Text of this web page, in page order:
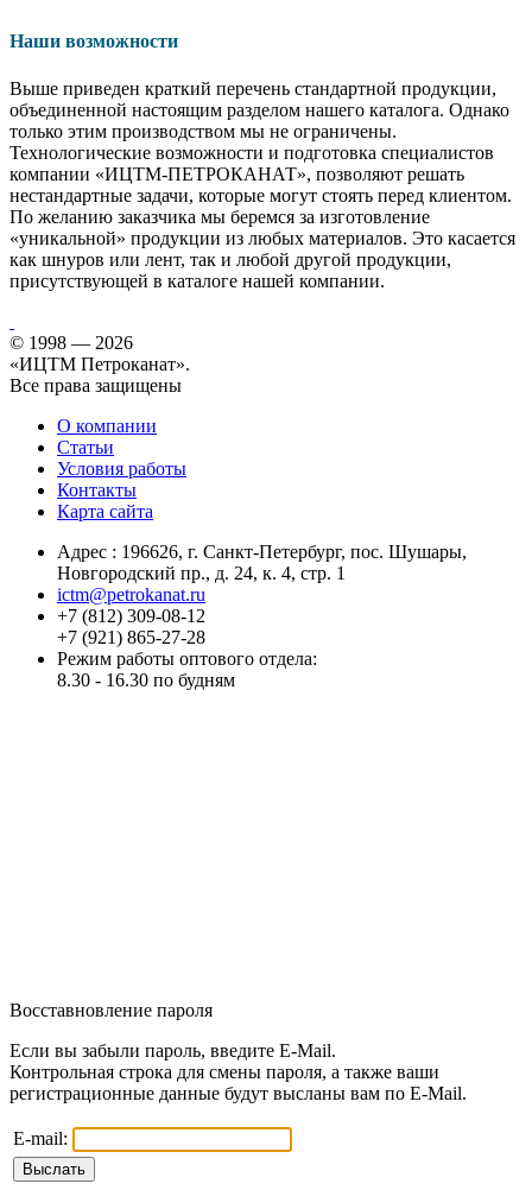
Наши возможности
Выше приведен краткий перечень стандартной продукции,
объединенной настоящим разделом нашего каталога. Однако
только этим производством мы не ограничены.
Технологические возможности и подготовка специалистов
компании «ИЦТМ-ПЕТРОКАНАТ», позволяют решать
нестандартные задачи, которые могут стоять перед клиентом.
По желанию заказчика мы беремся за изготовление
«уникальной» продукции из любых материалов. Это касается
как шнуров или лент, так и любой другой продукции,
присутствующей в каталоге нашей компании.
© 1998 — 2026
«ИЦТМ Петроканат».
Все права защищены
О компании
Статьи
Условия работы
Контакты
Карта сайта
Адрес : 196626, г. Санкт-Петербург, пос. Шушары,
Новгородский пр., д. 24, к. 4, стр. 1
ictm@petrokanat.ru
+7 (812) 309-08-12
+7 (921) 865-27-28
Режим работы оптового отдела:
8.30 - 16.30 по будням
Восставновление пароля
Если вы забыли пароль, введите E-Mail.
Контрольная строка для смены пароля, а также ваши
регистрационные данные будут высланы вам по E-Mail.
E-mail: